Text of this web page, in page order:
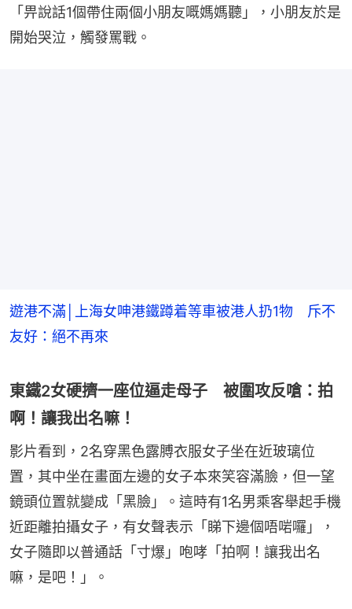
「畀說話1個帶住兩個小朋友嘅媽媽聽」，小朋友於是
開始哭泣，觸發罵戰。
遊港不滿│上海女呻港鐵蹲着等車被港人扔1物 斥不
友好：絕不再來
東鐵2女硬擠一座位逼走母子 被圍攻反嗆：拍
啊！讓我出名嘛！
影片看到，2名穿黑色露膊衣服女子坐在近玻璃位
置，其中坐在畫面左邊的女子本來笑容滿臉，但一望
鏡頭位置就變成「黑臉」。這時有1名男乘客舉起手機
近距離拍攝女子，有女聲表示「睇下邊個唔啱囉」，
女子隨即以普通話「寸爆」咆哮「拍啊！讓我出名
嘛，是吧！」。